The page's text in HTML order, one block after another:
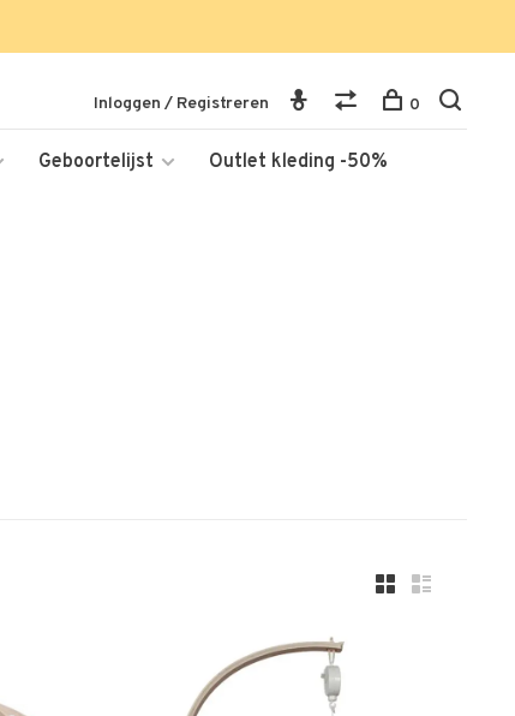
Geboortelijst
Outlet kleding -50%
Inloggen / Registreren 0